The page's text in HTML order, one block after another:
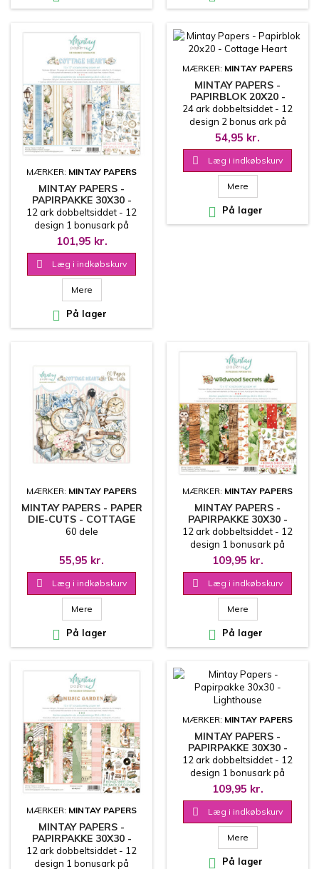
MÆRKER: MINTAY PAPERS
MINTAY PAPERS -
PAPIRPAKKE 30X30 -
COTTAGE HEART
12 ark dobbeltsiddet - 12
design 1 bonusark på
coverets inderside 30.5x30.5
cm
101,95 kr.
 Læg i indkøbskurv
Mere
 På lager
MÆRKER: MINTAY PAPERS
MINTAY PAPERS -
PAPIRBLOK 20X20 -
COTTAGE HEART
24 ark dobbeltsiddet - 12
design 2 bonus ark på
coverets inderside
20.3x20.3 cm
54,95 kr.
 Læg i indkøbskurv
Mere
 På lager
MÆRKER: MINTAY PAPERS
MINTAY PAPERS - PAPER
DIE-CUTS - COTTAGE
HEART
60 dele
55,95 kr.
 Læg i indkøbskurv
Mere
 På lager
MÆRKER: MINTAY PAPERS
MINTAY PAPERS -
PAPIRPAKKE 30X30 -
WILDWOOD SECRETS
12 ark dobbeltsiddet - 12
design 1 bonusark på
coverets inderside 30.5x30.5
cm
109,95 kr.
 Læg i indkøbskurv
Mere
 På lager
MÆRKER: MINTAY PAPERS
MINTAY PAPERS -
PAPIRPAKKE 30X30 -
MUSIC GARDEN
12 ark dobbeltsiddet - 12
design 1 bonusark på
MÆRKER: MINTAY PAPERS
MINTAY PAPERS -
PAPIRPAKKE 30X30 -
LIGHTHOUSE
12 ark dobbeltsiddet - 12
design 1 bonusark på
coverets inderside 30.5x30.5
cm
109,95 kr.
 Læg i indkøbskurv
Mere
 På lager